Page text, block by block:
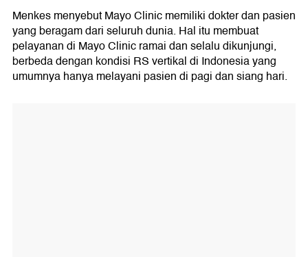
Menkes menyebut Mayo Clinic memiliki dokter dan pasien
yang beragam dari seluruh dunia. Hal itu membuat
pelayanan di Mayo Clinic ramai dan selalu dikunjungi,
berbeda dengan kondisi RS vertikal di Indonesia yang
umumnya hanya melayani pasien di pagi dan siang hari.